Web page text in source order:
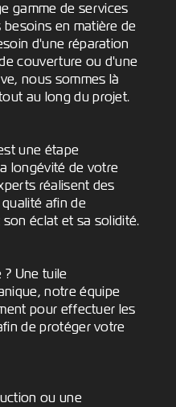
gamme de services
en matière de
d'une réparation
couverture ou d'une
nous sommes là
au long du projet.
une étape
longévité de votre
réalisent des
afin de
éclat et sa solidité.
Une tuile
notre équipe
pour effectuer les
de protéger votre
ou une